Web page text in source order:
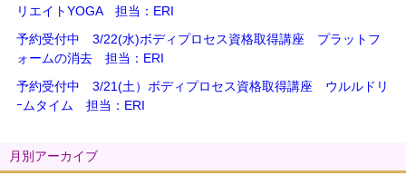
リエイトYOGA 担当：ERI
予約受付中 3/22(水)ボディプロセス資格取得講座 プラットフ
ォームの消去 担当：ERI
予約受付中 3/21(土）ボディプロセス資格取得講座 ウルルドリ
ｰムタイム 担当：ERI
月別アーカイブ